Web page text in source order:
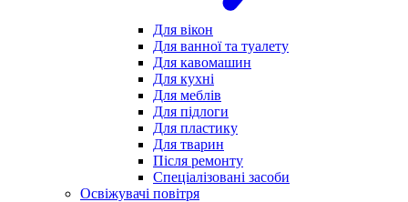
Для вікон
Для ванної та туалету
Для кавомашин
Для кухні
Для меблів
Для підлоги
Для пластику
Для тварин
Після ремонту
Спеціалізовані засоби
Освіжувачі повітря